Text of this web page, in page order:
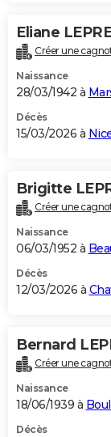
Eliane
Créer une
Naissance
28/03/1942 à
Décès
15/03/2026 à
Brigitte
Créer une
Naissance
06/03/1952 à
Décès
12/03/2026 à
Bernard
Créer une
Naissance
18/06/1939 à
Décès